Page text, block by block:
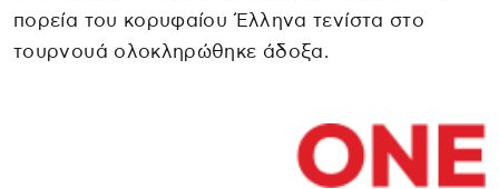
πορεία του κορυφαίου Έλληνα τενίστα στο
τουρνουά ολοκληρώθηκε άδοξα.